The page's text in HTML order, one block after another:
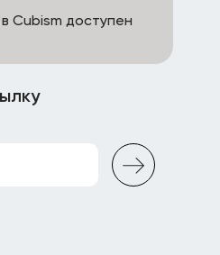
Cubism доступен